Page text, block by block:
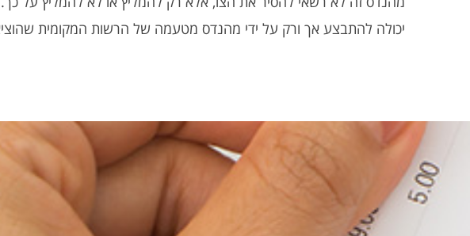
יכולה להתבצע אך ורק על ידי מהנדס מטעמה של הרשות המקומית